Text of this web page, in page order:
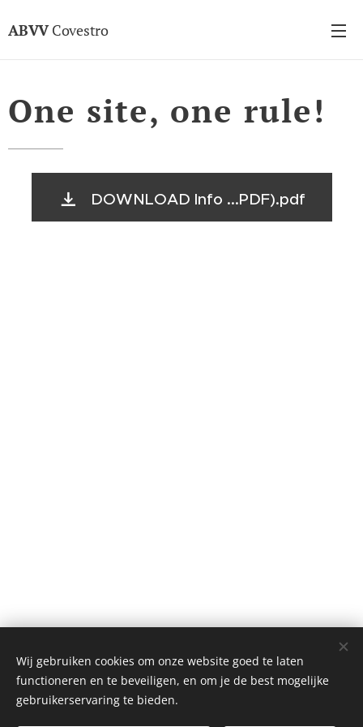
ABVVCovestro
One site, one rule!
DOWNLOAD Info ...PDF).pdf
Wij gebruiken cookies om onze website goed te laten
functioneren en te beveiligen, en om je de best mogelijke
gebruikerservaring te bieden.